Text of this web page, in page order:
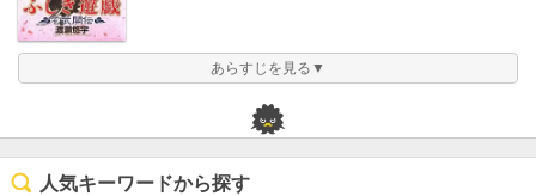
あらすじを見る▼
人気キーワードから探す